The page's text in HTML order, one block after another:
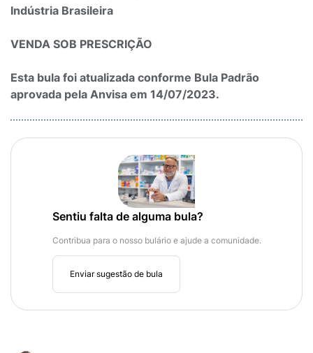
Indústria Brasileira
VENDA SOB PRESCRIÇÃO
Esta bula foi atualizada conforme Bula Padrão
aprovada pela Anvisa em 14/07/2023.
Sentiu falta de alguma bula?
Contribua para o nosso bulário e ajude a comunidade.
Enviar sugestão de bula